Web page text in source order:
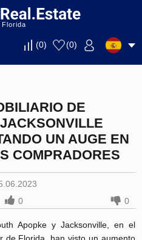
(0) (0)
DE
UN AUGE EN
COMPRADORES
0 0
Apopke y Jacksonville, en el